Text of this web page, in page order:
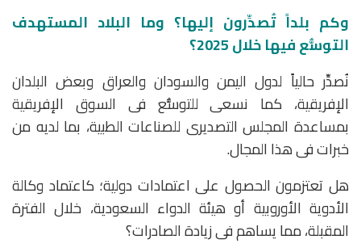
وكم بلداً تُصدِّرون إليها؟ وما البلاد المستهدف
التوسُّع فيها خلال 2025؟
نُصدِّر حالياً لدول اليمن والسودان والعراق وبعض البلدان
الإفريقية، كما نسعى للتوسُّع فى السوق الإفريقية
بمساعدة المجلس التصديرى للصناعات الطبية، بما لديه من
خبرات فى هذا المجال.
هل تعتزمون الحصول على اعتمادات دولية؛ كاعتماد وكالة
الأدوية الأوروبية أو هيئة الدواء السعودية، خلال الفترة
المقبلة، مما يساهم فى زيادة الصادرات؟